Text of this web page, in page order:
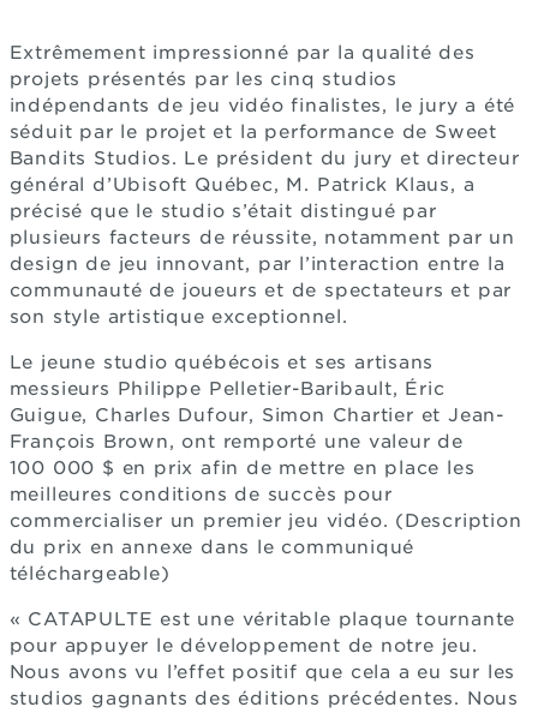
Extrêmement impressionné par la qualité des
projets présentés par les cinq studios
indépendants de jeu vidéo finalistes, le jury a été
séduit par le projet et la performance de Sweet
Bandits Studios. Le président du jury et directeur
général d’Ubisoft Québec, M. Patrick Klaus, a
précisé que le studio s’était distingué par
plusieurs facteurs de réussite, notamment par un
design de jeu innovant, par l’interaction entre la
communauté de joueurs et de spectateurs et par
son style artistique exceptionnel.
Le jeune studio québécois et ses artisans
messieurs Philippe Pelletier-Baribault, Éric
Guigue, Charles Dufour, Simon Chartier et Jean-
François Brown, ont remporté une valeur de
100 000 $ en prix afin de mettre en place les
meilleures conditions de succès pour
commercialiser un premier jeu vidéo. (Description
du prix en annexe dans le communiqué
téléchargeable)
« CATAPULTE est une véritable plaque tournante
pour appuyer le développement de notre jeu.
Nous avons vu l’effet positif que cela a eu sur les
studios gagnants des éditions précédentes. Nous